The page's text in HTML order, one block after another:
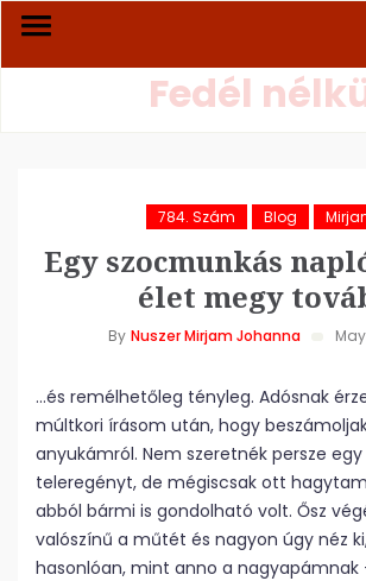
Fedél
784. Szám Blog
Egy szocmunkás
élet megy
By Nuszer Mirjam Johanna
…és remélhetőleg tényleg. Adósnak
múltkori írásom után, hogy
anyukámról. Nem szeretnék persze
teleregényt, de mégiscsak ott
abból bármi is gondolható volt. Ősz
valószínű a műtét és nagyon úgy néz
hasonlóan, mint anno a nagyapámnak